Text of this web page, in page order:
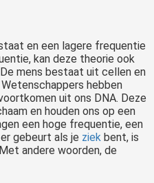
en een lagere frequentie
kan deze theorie ook
mens bestaat uit cellen en
hebben
uit ons DNA. Deze
en houden ons op een
een hoge frequentie, een
gebeurt als je ziek bent, is
andere woorden, de